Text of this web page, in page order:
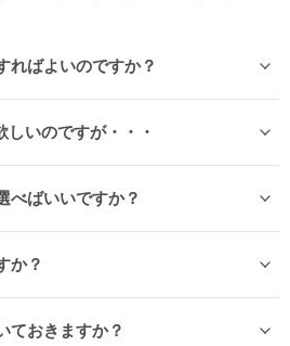
ればよいのですか？
いのですが・・・
べばいいですか？
か？
ておきますか？